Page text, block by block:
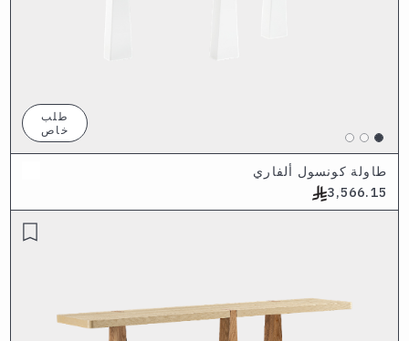
طلب
خاص
طاولة كونسول ألفاري
3,566.15